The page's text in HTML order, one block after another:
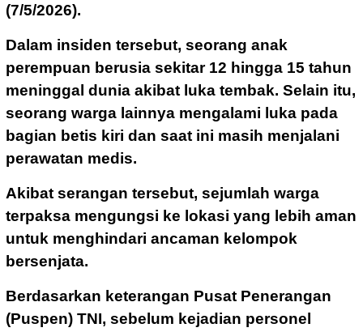
(7/5/2026).
Dalam insiden tersebut, seorang anak
perempuan berusia sekitar 12 hingga 15 tahun
meninggal dunia akibat luka tembak. Selain itu,
seorang warga lainnya mengalami luka pada
bagian betis kiri dan saat ini masih menjalani
perawatan medis.
Akibat serangan tersebut, sejumlah warga
terpaksa mengungsi ke lokasi yang lebih aman
untuk menghindari ancaman kelompok
bersenjata.
Berdasarkan keterangan Pusat Penerangan
(Puspen) TNI, sebelum kejadian personel